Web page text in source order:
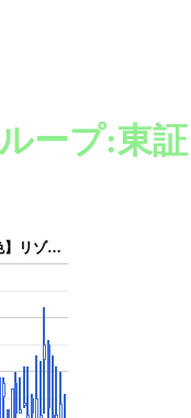
ープ:東証
】リゾ…